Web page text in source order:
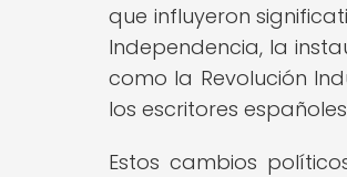
que influyeron
Independencia, la
como la Revolución
los escritores
Estos cambios